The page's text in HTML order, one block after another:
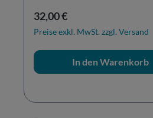
Regulärer Preis:
32,00 €
Preise exkl. MwSt. zzgl. Versand
In den Warenkorb